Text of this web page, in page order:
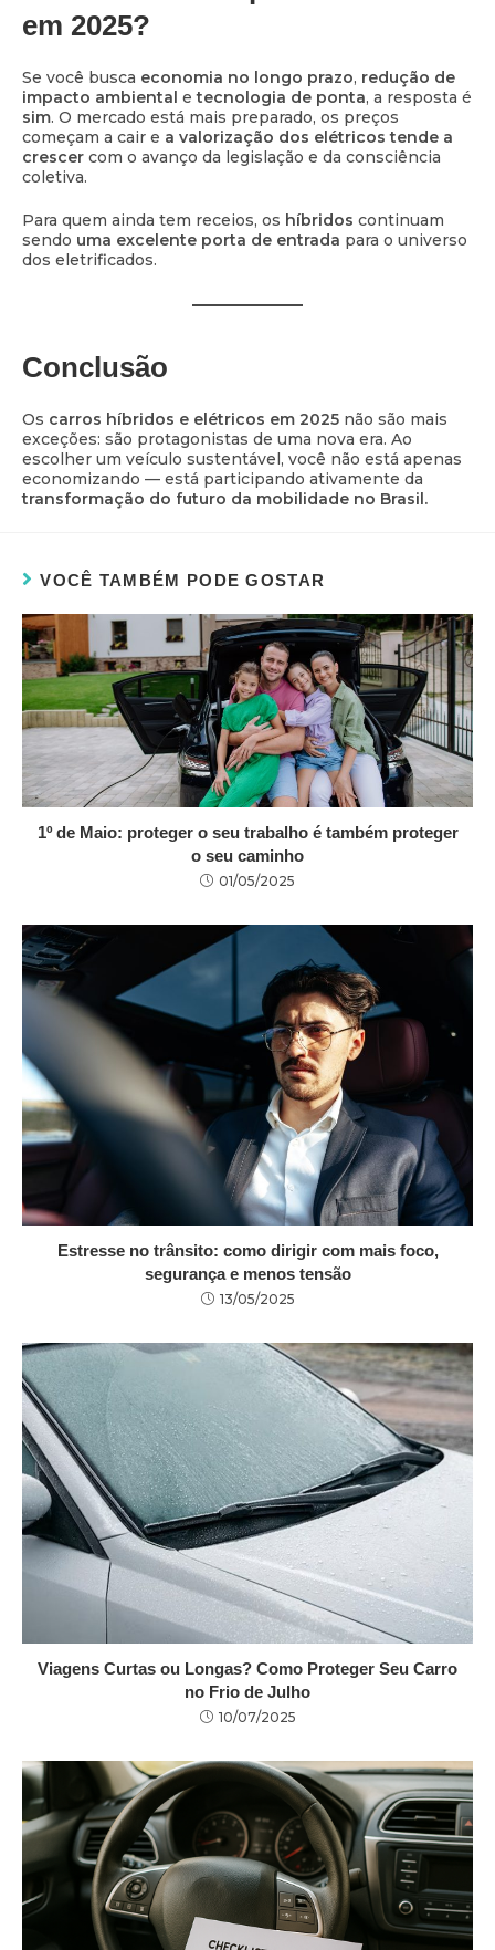
em 2025?
Se você busca economia no longo prazo, redução de
impacto ambiental etecnologia de ponta, a resposta é
sim. O mercado está mais preparado, os preços
começam a cair e a valorização dos elétricos tende a
crescer com o avanço da legislação e da consciência
coletiva.
Para quem ainda tem receios, os híbridos continuam
sendo uma excelente porta de entrada para o universo
dos eletrificados.
Conclusão
Os carros híbridos e elétricos em 2025 não são mais
exceções: são protagonistas de uma nova era. Ao
escolher um veículo sustentável, você não está apenas
economizando — está participando ativamente da
transformação do futuro da mobilidade no Brasil.
VOCÊ TAMBÉM PODE GOSTAR
1º de Maio: proteger o seu trabalho é também proteger
o seu caminho
01/05/2025
Estresse no trânsito: como dirigir com mais foco,
segurança e menos tensão
13/05/2025
Viagens Curtas ou Longas? Como Proteger Seu Carro
no Frio de Julho
10/07/2025